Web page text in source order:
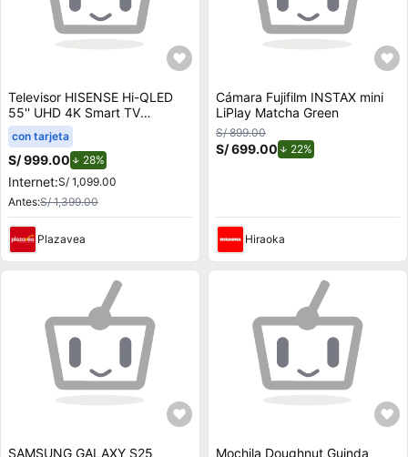
Televisor HISENSE Hi-QLED
55'' UHD 4K Smart TV
55QD68SG
con tarjeta
S/ 999.00 28%
Internet:S/ 1,099.00
Antes:S/ 1,399.00
Plazavea
Cámara Fujifilm INSTAX mini
LiPlay Matcha Green
S/ 899.00
S/ 699.00 22%
Hiraoka
SAMSUNG GALAXY S25
Mochila Doughnut Guinda